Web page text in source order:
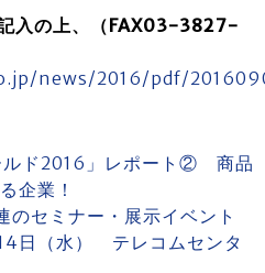
入の上、（FAX03-3827-
news/2016/pdf/
ルド2016」レポート② 商品
企業！
セミナー・展示イベント
日（水） テレコムセンタ